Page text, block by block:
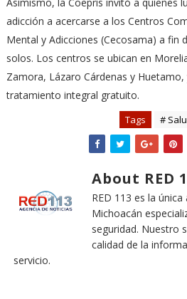
adicción a acercarse a los Centros
Mental y Adicciones (Cecosama) a fin
solos. Los centros se ubican en
Zamora, Lázaro Cárdenas y
tratamiento integral gratuito.
Tags #
About RED
RED 113 es la
Michoacán
seguridad. Nuestro
calidad de la
servicio.